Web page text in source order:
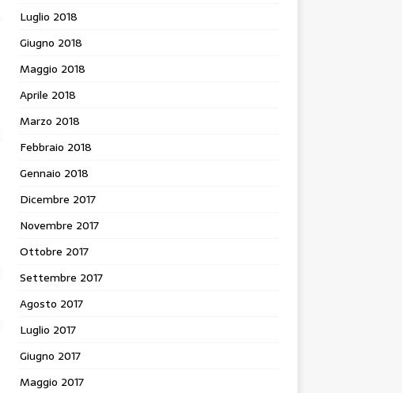
Luglio 2018
Giugno 2018
Maggio 2018
Aprile 2018
Marzo 2018
Febbraio 2018
Gennaio 2018
Dicembre 2017
Novembre 2017
Ottobre 2017
Settembre 2017
Agosto 2017
Luglio 2017
Giugno 2017
Maggio 2017